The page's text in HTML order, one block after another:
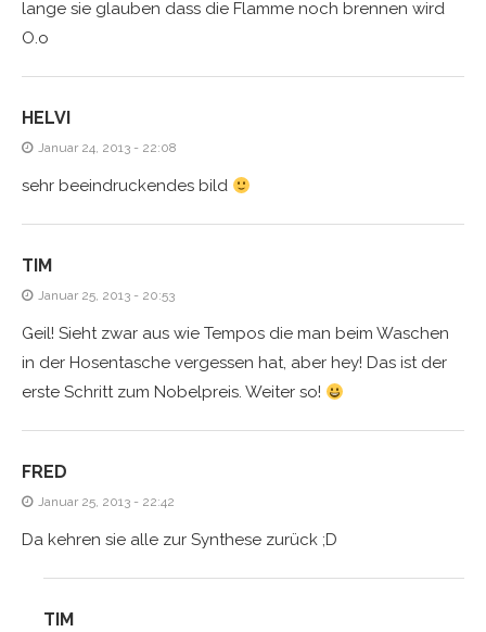
lange sie glauben dass die Flamme noch brennen wird
O.o
HELVI
Januar 24, 2013 - 22:08
sehr beeindruckendes bild
TIM
Januar 25, 2013 - 20:53
Geil! Sieht zwar aus wie Tempos die man beim Waschen
in der Hosentasche vergessen hat, aber hey! Das ist der
erste Schritt zum Nobelpreis. Weiter so!
FRED
Januar 25, 2013 - 22:42
Da kehren sie alle zur Synthese zurück ;D
TIM